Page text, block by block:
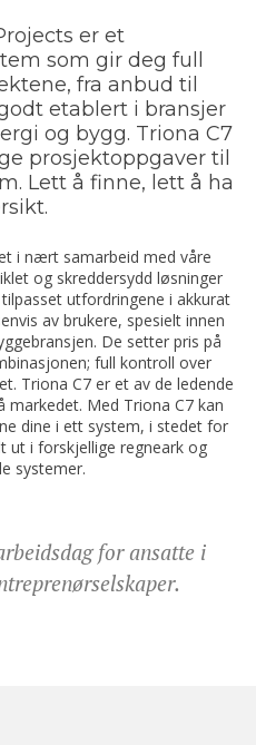
er et
som gir deg full
fra anbud til
etablert i bransjer
og bygg. Triona C7
prosjektoppgaver til
Lett å finne, lett å ha
i nært samarbeid med våre
og skreddersydd løsninger
utfordringene i akkurat
av brukere, spesielt innen
De setter pris på
full kontroll over
Triona C7 er et av de ledende
Med Triona C7 kan
dine i ett system, i stedet for
ut i forskjellige regneark og
systemer.
for ansatte i